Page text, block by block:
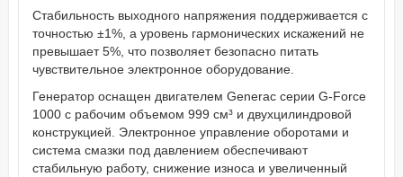
Стабильность выходного напряжения поддерживается с
точностью ±1%, а уровень гармонических искажений не
превышает 5%, что позволяет безопасно питать
чувствительное электронное оборудование.
Генератор оснащен двигателем Generac серии G-Force
1000 с рабочим объемом 999 см³ и двухцилиндровой
конструкцией. Электронное управление оборотами и
система смазки под давлением обеспечивают
стабильную работу, снижение износа и увеличенный